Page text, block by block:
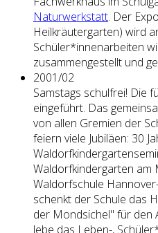
Naturwerkstatt. Der
Heilkräutergarten) wird
Schüler*innenarbeiten
zusammengestellt und
2001/02
Samstags schulfrei! Die
eingeführt. Das
von allen Gremien der
feiern viele Jubiläen: 30
Waldorfkindergarten am
Waldorfschule
schenkt der Schule das
der Mondsichel" für den
lebe das Leben-,